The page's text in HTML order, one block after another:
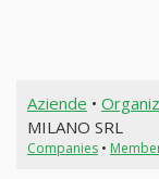
Aziende •
MILANO SRL
Companies•